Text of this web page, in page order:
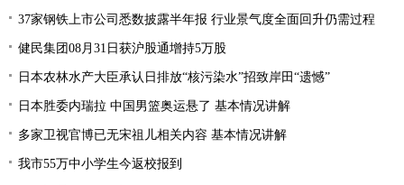
37家钢铁上市公司悉数披露半年报 行业景气度全面回升仍需过程
健民集团08月31日获沪股通增持5万股
日本农林水产大臣承认日排放“核污染水”招致岸田“遗憾”
日本胜委内瑞拉 中国男篮奥运悬了 基本情况讲解
多家卫视官博已无宋祖儿相关内容 基本情况讲解
我市55万中小学生今返校报到